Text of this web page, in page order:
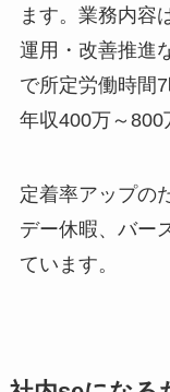
ます。業務内容
運用・改善推進
で所定労働時間
年収400万～800
定着率アップの
デー休暇、バー
ています。